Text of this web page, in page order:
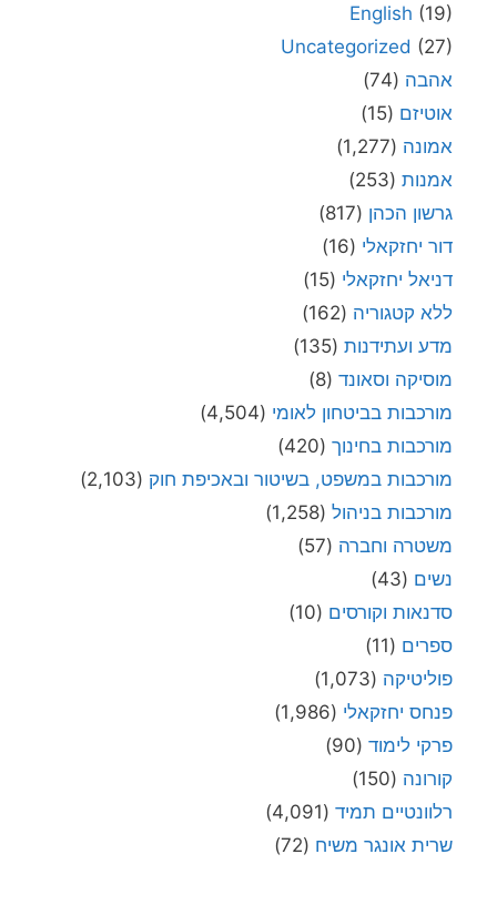
English (19)
Uncategorized (27)
אהבה (74)
אוטיזם (15)
אמונה (1,277)
אמנות (253)
גרשון הכהן (817)
דור יחזקאלי (16)
דניאל יחזקאלי (15)
ללא קטגוריה (162)
מדע ועתידנות (135)
מוסיקה וסאונד (8)
מורכבות בביטחון לאומי (4,504)
מורכבות בחינוך (420)
מורכבות במשפט, בשיטור ובאכיפת חוק (2,103)
מורכבות בניהול (1,258)
משטרה וחברה (57)
נשים (43)
סדנאות וקורסים (10)
ספרים (11)
פוליטיקה (1,073)
פנחס יחזקאלי (1,986)
פרקי לימוד (90)
קורונה (150)
רלוונטיים תמיד (4,091)
שרית אונגר משיח (72)